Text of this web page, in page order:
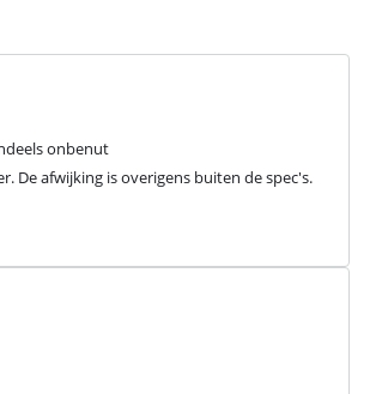
onbenut
De afwijking is overigens buiten de spec's.